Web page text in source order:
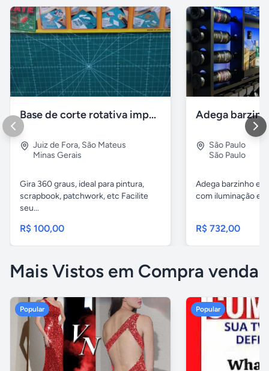
Base de corte rotativa importada
Juiz de Fora, São Mateus
Minas Gerais
Gira 360 graus, ideal para pintura,
scrapbook, patchwork, etc Facilite
seu...
R$ 100,00
São Paulo
São Paulo
Adega barzinho
com iluminação
R$ 732,00
Mais Vistos em Compra venda
Popular Popular